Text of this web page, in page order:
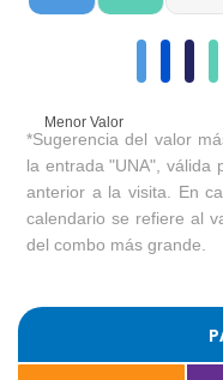
Menor Valor
*Sugerencia del valor
la entrada "UNA", válida
anterior a la visita. En
calendario se refiere al
del combo más grande.